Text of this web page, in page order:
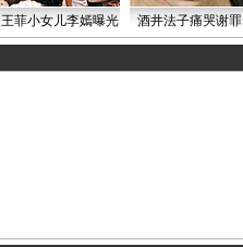
王菲小女儿李嫣曝光 酒井法子痛哭谢罪